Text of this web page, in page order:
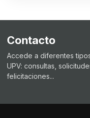
Contacto
Accede a diferentes
UPV: consultas,
felicitaciones...